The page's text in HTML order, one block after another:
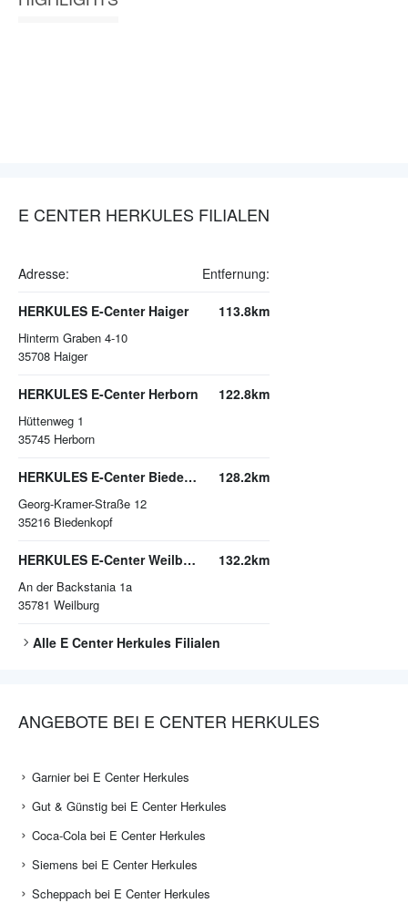
E CENTER HERKULES FILIALEN
Adresse: Entfernung:
HERKULES E-Center Haiger
Hinterm Graben 4-10
35708 Haiger
113.8km
HERKULES E-Center Herborn
Hüttenweg 1
35745 Herborn
122.8km
HERKULES E-Center Biedenkopf
Georg-Kramer-Straße 12
35216 Biedenkopf
128.2km
HERKULES E-Center Weilburg
An der Backstania 1a
35781 Weilburg
132.2km
Alle E Center Herkules Filialen
ANGEBOTE BEI E CENTER HERKULES
Garnier bei E Center Herkules
Gut & Günstig bei E Center Herkules
Coca-Cola bei E Center Herkules
Siemens bei E Center Herkules
Scheppach bei E Center Herkules